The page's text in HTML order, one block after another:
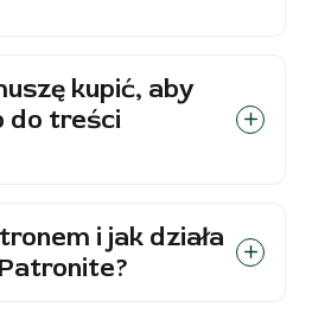
kupić, aby
do treści
i jak działa